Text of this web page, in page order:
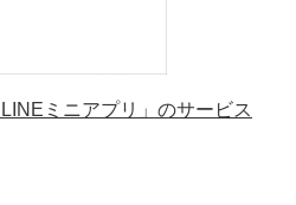
ミニアプリ」のサービス